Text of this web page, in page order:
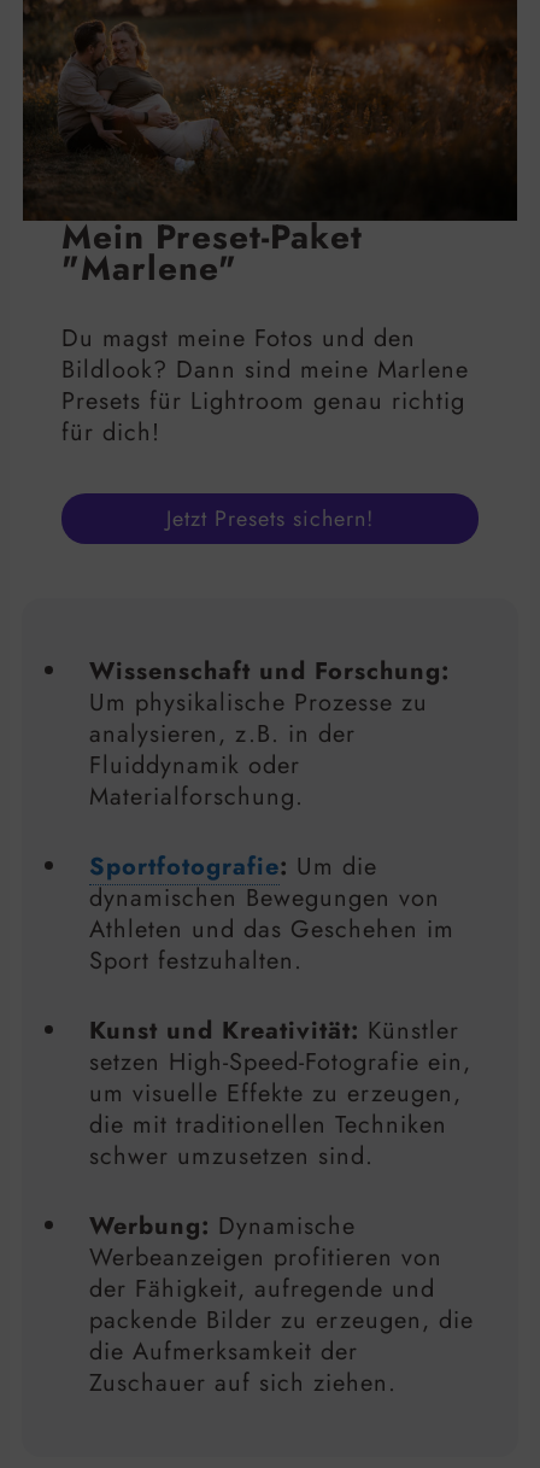
Mein Preset-Paket
"Marlene"
Du magst meine Fotos und den
Bildlook? Dann sind meine Marlene
Presets für Lightroom genau richtig
für dich!
Jetzt Presets sichern!
Wissenschaft und Forschung:
Um physikalische Prozesse zu
analysieren, z.B. in der
Fluiddynamik oder
Materialforschung.
Sportfotografie: Um die
dynamischen Bewegungen von
Athleten und das Geschehen im
Sport festzuhalten.
Kunst und Kreativität: Künstler
setzen High-Speed-Fotografie ein,
um visuelle Effekte zu erzeugen,
die mit traditionellen Techniken
schwer umzusetzen sind.
Werbung: Dynamische
Werbeanzeigen profitieren von
der Fähigkeit, aufregende und
packende Bilder zu erzeugen, die
die Aufmerksamkeit der
Zuschauer auf sich ziehen.